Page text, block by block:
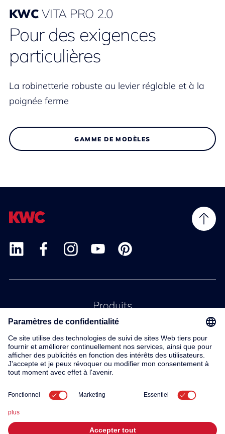
KWCVITA PRO 2.0
Pour des exigences
particulières
La robinetterie robuste au levier réglable et à la
poignée ferme
GAMME DE MODÈLES
Produits
Service
Contact
À propos de nous